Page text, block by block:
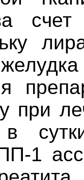
при
1